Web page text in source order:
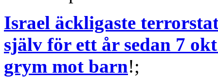
Israel äckligaste
själv för ett år sedan 7
grym mot barn!;